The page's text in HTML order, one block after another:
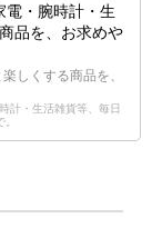
・腕時計・生
品を、お求めや
しくする商品を、
・生活雑貨等、毎日